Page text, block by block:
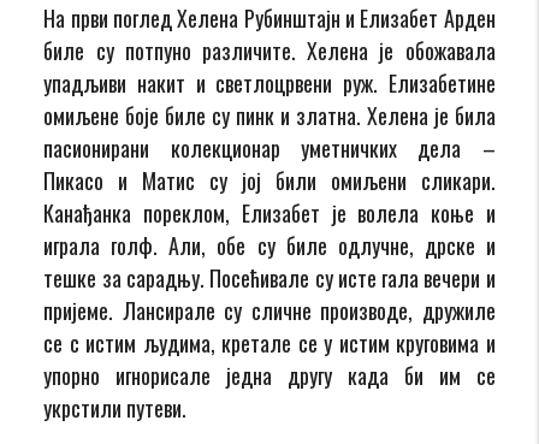
На први поглед Хелена Рубинштајн и Елизабет Арден
биле су потпуно различите. Хелена је обожавала
упадљиви накит и светлоцрвени руж. Елизабетине
омиљене боје биле су пинк и златна. Хелена је била
пасионирани колекционар уметничких дела –
Пикасо и Матис су јој били омиљени сликари.
Канађанка пореклом, Елизабет је волела коње и
играла голф. Али, обе су биле одлучне, дрске и
тешке за сарадњу. Посећивале су исте гала вечери и
пријеме. Лансирале су сличне производе, дружиле
се с истим људима, кретале се у истим круговима и
упорно игнорисале једна другу када би им се
укрстили путеви.